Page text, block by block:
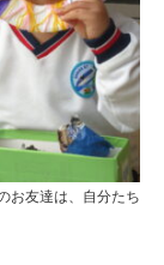
お友達は、自分たち